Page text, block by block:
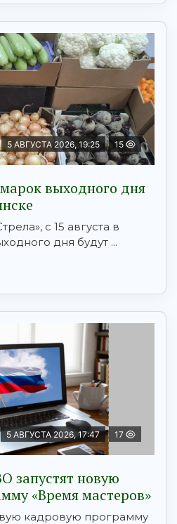
5 АВГУСТА 2026, 19:25 15
выходного дня
с 15 августа в
дня будут ...
5 АВГУСТА 2026, 17:47 17
запустят новую
«Время мастеров»
кадровую программу